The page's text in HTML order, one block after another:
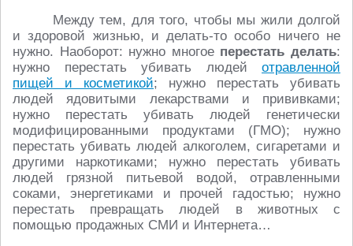
Между тем, для того, чтобы мы жили долгой
и здоровой жизнью, и делать-то особо ничего не
нужно. Наоборот: нужно многое перестать делать:
нужно перестать убивать людей отравленной
пищей и косметикой; нужно перестать убивать
людей ядовитыми лекарствами и прививками;
нужно перестать убивать людей генетически
модифицированными продуктами (ГМО); нужно
перестать убивать людей алкоголем, сигаретами и
другими наркотиками; нужно перестать убивать
людей грязной питьевой водой, отравленными
соками, энергетиками и прочей гадостью; нужно
перестать превращать людей в животных с
помощью продажных СМИ и Интернета…